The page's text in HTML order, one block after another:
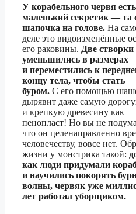
У корабельного червя есть
маленький секретик — та
шапочка на голове. На
деле это видоизменённые
его раковины. Две створки
уменьшились в размерах
и переместились к
концу тела, чтобы стать
буром. С его помощью
дырявит даже самую
и крепкую древесину как
пенопласт! Но вы не
что он целенаправленно
человечеству, вовсе нет.
жизни у монстрика такой:
как люди придумали
и научились покорять
волны, червяк уже
лет работал уборщиком.